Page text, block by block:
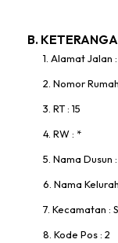
B.
1. Alamat Jalan
2. Nomor
3. RT : 15
4. RW : *
5. Nama Dusun
6. Nama
7. Kecamatan :
8. Kode Pos : 2